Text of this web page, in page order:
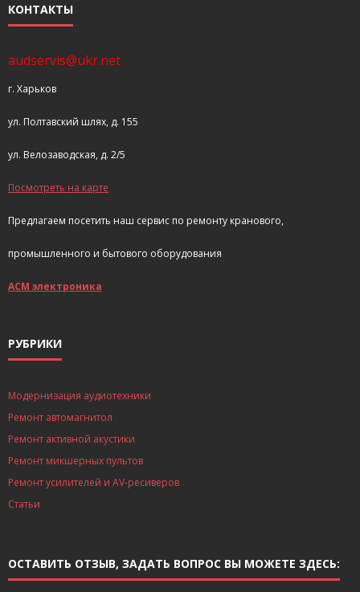
КОНТАКТЫ
audservis@ukr.net
г. Харьков
ул. Полтавский шлях, д. 155
ул. Велозаводская, д. 2/5
Посмотреть на карте
Предлагаем посетить наш сервис по ремонту кранового,
промышленного и бытового оборудования
АСМ электроника
РУБРИКИ
Модернизация аудиотехники
Ремонт автомагнитол
Ремонт активной акустики
Ремонт микшерных пультов
Ремонт усилителей и AV-ресиверов
Статьи
ОСТАВИТЬ ОТЗЫВ, ЗАДАТЬ ВОПРОС ВЫ МОЖЕТЕ ЗДЕСЬ: